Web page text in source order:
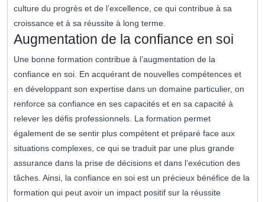
culture du progrès et de l’excellence, ce qui contribue à sa
croissance et à sa réussite à long terme.
Augmentation de la confiance en soi
Une bonne formation contribue à l’augmentation de la
confiance en soi. En acquérant de nouvelles compétences et
en développant son expertise dans un domaine particulier, on
renforce sa confiance en ses capacités et en sa capacité à
relever les défis professionnels. La formation permet
également de se sentir plus compétent et préparé face aux
situations complexes, ce qui se traduit par une plus grande
assurance dans la prise de décisions et dans l’exécution des
tâches. Ainsi, la confiance en soi est un précieux bénéfice de la
formation qui peut avoir un impact positif sur la réussite